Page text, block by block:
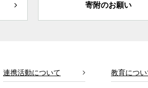
寄附のお願い
連携活動について 教育につ